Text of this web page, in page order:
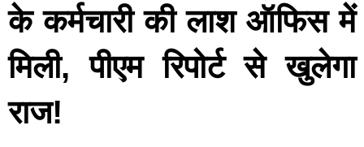
के कर्मचारी की लाश ऑफिस में
मिली, पीएम रिपोर्ट से खुलेगा
राज!